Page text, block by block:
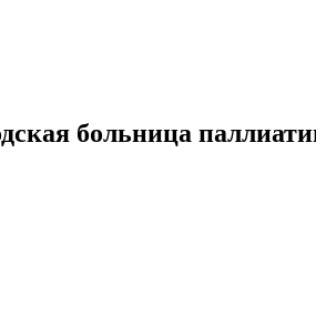
больница